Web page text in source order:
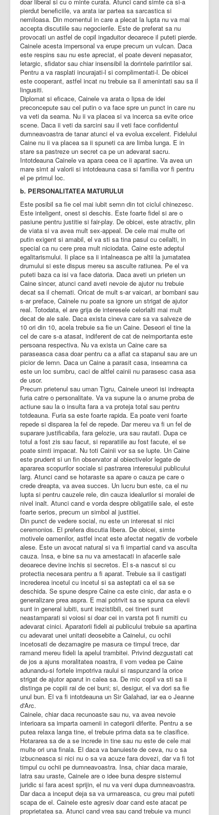
pierdut beneficiile, va arata iar partea sa sarcastica si
nemiloasa. Din momentul in care a plecat la lupta nu va mai
accepta discutiile sau negocierile. Este de preferat sa nu
provocati un astfel de copil ingaduitor deoarece il puteti pierde.
Cainele acesta impersonal va erupe precum un vulcan. Daca
este respins sau nu este apreciat, el poate deveni nepasator,
letargic, sfidator sau chiar insensibil la dorintele parintilor sai.
Pentru a va rasplati incurajati-l si complimentati-l. De obicei
este cooperant, astfel incat nu trebuie sa il amenintati sau sa il
lingusiti.
Diplomat si eficace, Cainele va arata o lipsa de idei
preconcepute sau cel putin o va face spre un punct in care nu
va veti da seama. Nu ii va placea si va incerca sa evite orice
scene. Daca ii veti da sarcini sau il veti face confidentul
dumneavoastra de tanar atunci el va evolua excelent. Fidelului
Caine nu ii va placea sa ii spuneti ca are limba lunga. E in
stare sa pastreze un secret ca pe un adevarat sacru.
Intotdeauna Cainele va apara ceea ce ii apartine. Va avea un
mare simt al valorii si intotdeauna casa si familia vor fi pentru
el pe primul loc.
b. PERSONALITATEA MATURULUI
Este posibil sa fie cel mai iubit semn din tot ciclul chinezesc.
Este inteligent, onest si deschis. Este foarte fidel si are o
pasiune pentru justitie si fair-play. De obicei, este atractiv, plin
de viata si va avea mult sex-appeal. De cele mai multe ori
putin exigent si amabil, el va sti sa tina pasul cu ceilalti, in
special ca nu cere prea mult niciodata. Caine este adeptul
egalitarismului. Ii place sa ii intalneasca pe altii la jumatatea
drumului si este dispus mereu sa asculte ratiunea. Pe el va
puteti baza ca isi va face datoria. Daca aveti un prieten un
Caine sincer, atunci cand aveti nevoie de ajutor nu trebuie
decat sa il chemati. Oricat de mult s-ar vaicari, ar bombani sau
s-ar preface, Cainele nu poate sa ignore un strigat de ajutor
real. Totodata, el are grija de interesele celorlalti mai mult
decat de ale sale. Daca exista cineva care sa va salveze de
10 ori din 10, acela trebuie sa fie un Caine. Deseori el tine la
cel de care s-a atasat, indiferent de cat de neimportanta este
persoana respectiva. Nu va exista un Caine care sa
paraseasca casa doar pentru ca a aflat ca stapanul sau are un
picior de lemn. Daca un Caine a parasit casa, inseamna ca
este un loc sumbru, caci de altfel cainii nu parasesc casa asa
de usor.
Precum prietenul sau uman Tigru, Cainele uneori isi indreapta
furia catre o personalitate. Va va supune la o anume proba de
actiune sau la o insulta fara a va proteja total sau pentru
totdeauna. Furia sa este foarte rapida. Ea poate veni foarte
repede si disparea la fel de repede. Dar mereu va fi un fel de
suparare justificabila, fara gelozie, ura sau rautati. Dupa ce
totul a fost zis sau facut, si reparatiile au fost facute, el se
poate simti impacat. Nu toti Cainii vor sa se lupte. Un Caine
este prudent si un fin observator al obiectivelor legate de
apararea scopurilor sociale si pastrarea interesului publicului
larg. Atunci cand se hotaraste sa apare o cauza pe care o
crede dreapta, va avea succes. Un lucru bun este, ca el nu
lupta si pentru cauzele rele, din cauza idealurilor si moralei de
nivel inalt. Atunci cand e vorda despre obligatiile sale, el este
foarte serios, precum un simbol al justitiei.
Din punct de vedere social, nu este un interesat si nici
ceremonios. El prefera discutia libera. De obicei, simte
motivele oamenilor, astfel incat este afectat negativ de vorbele
alese. Este un avocat natural si va fi impartial cand va asculta
cauza. Insa, e bine sa nu va amestacati in afacerile sale
deoarece devine inchis si secretos. El s-a nascut si cu
protectia necesara pentru a fi aparat. Trebuie sa ii castigati
increderea incetul cu incetul si sa asteptati ca el sa se
deschida. Se spune despre Caine ca este cinic, dar asta e o
generalizare prea aspra. E mai potrivit sa se spuna ca elevii
sunt in general iubiti, sunt irezistibili, cei tineri sunt
neastamparati si voiosi si doar cei in varsta pot fi numiti cu
adevarat cinici. Aparatorii fideli ai publicului trebuie sa apartina
cu adevarat unei unitati deosebite a Cainelui, cu ochii
incetosati de dezamagire pe masura ce timpul trece, dar
ramand mereu fideli la apelul trambitei. Privind dezgustati cat
de jos a ajuns moralitatea noastra, il vom vedea pe Caine
adunandu-si fortele impotriva raului si raspunzand la orice
strigat de ajutor aparut in calea sa. De mic copil va sti sa ii
distinga pe copiii rai de cei buni; si, desigur, el va dori sa fie
unul bun. El va fi intotdeauna un Sir Galahad, iar ea o Jeanne
d'Arc.
Cainele, chiar daca recunoaste sau nu, va avea nevoie
interioara sa imparta oamenii in categorii diferite. Pentru a se
putea relaxa langa tine, el trebuie prima data sa te clasifice.
Hotararea sa de a se increde in tine sau nu este de cele mai
multe ori una finala. El daca va banuieste de ceva, nu o sa
izbucneasca si nici nu o sa va acuze fara dovezi, dar va fi tot
timpul cu ochii pe dumneavoastra. Insa, chiar daca maraie,
latra sau uraste, Cainele are o idee buna despre sistemul
juridic si fara acest sprijin, el nu va veni dupa dumneavoastra.
Dar daca a inceput deja sa va urmareasca, cu greu mai puteti
scapa de el. Cainele este agresiv doar cand este atacat pe
proprietatea sa. Atunci cand vrea sau cand trebuie va munci